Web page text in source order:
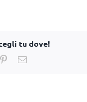
tu dove!
PinterestEmail